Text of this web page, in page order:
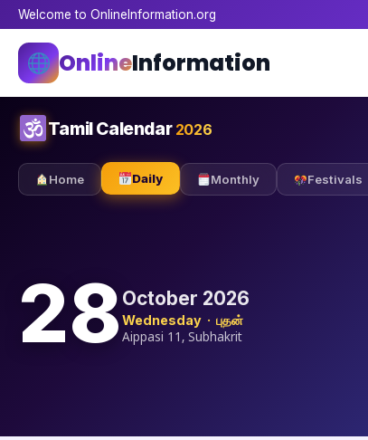
Welcome to OnlineInformation.org
OnlineInformation
Tamil Calendar 2026
Home Daily Monthly Festivals
28 October 2026
Wednesday · புதன்
Aippasi 11, Subhakrit